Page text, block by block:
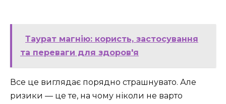
Таурат магнію: користь, застосування
та переваги для здоров'я
Все це виглядає порядно страшнувато. Але
ризики — це те, на чому ніколи не варто